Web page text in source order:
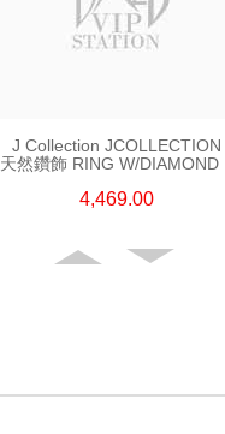
J Collection JCOLLECTION
天然鑽飾 RING W/DIAMOND 5
CT18KR 2.62 GM (EUR 55)
4,469.00